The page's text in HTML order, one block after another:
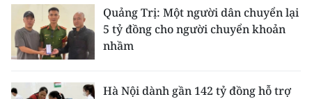
Quảng Trị: Một người dân chuyển lại
5 tỷ đồng cho người chuyển khoản
nhầm
Hà Nội dành gần 142 tỷ đồng hỗ trợ